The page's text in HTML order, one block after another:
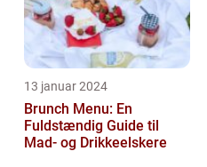
13 januar 2024
Brunch Menu: En
Fuldstændig Guide til
Mad- og Drikkeelskere